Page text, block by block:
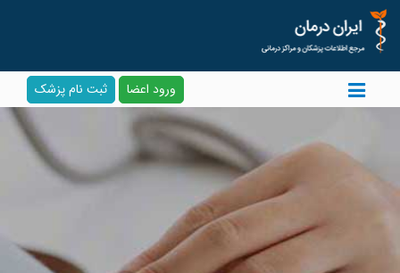
ورود اعضا ثبت نام پزشک